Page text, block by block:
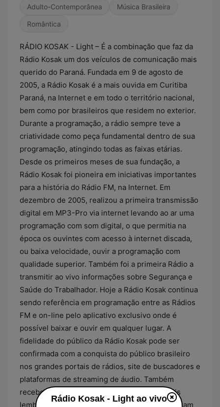
Adulto-Contemporânea Música Brasileira
Romântica
RÁDIO KOSAK - Light – É a combinação que faz da
Rádio Kosak um dos veículos de comunicação mais
querido do Paraná. Fundada em 9 de agosto de
2005, a Rádio Kosak é a mais ouvida em Curitiba
Paraná, na Internet e em todo o território nacional,
bem como por brasileiros que residem no exterior.
Durante a programação, a rádio sempre teve a
criatividade como peça fundamental dentro de sua
programação, atingindo todas as faixas etárias.
Desde os primeiros meses de sua fundação, a
Rádio Kosak foi pioneira em iniciativas importantes
para a história do Rádio FM, na Internet. Em
dezembro de 2005, realizou a primeira transmissão
digital em MP3-Pro via internet levando ao ar uma
programação com som digital, o que permitia na
época os ouvintes com acesso à internet discada,
ou baixa velocidade, ouvir a programação com
qualidade superior. Também foi a primeira Rádio a
transmitir ao vivo informações sobre Segurança e
Saúde do Trabalhador. Hoje a Rádio Kosak continua
sendo referência em programação entre as Rádios
FM e on-line pelo aplicativo exclusivo onde é
possível baixar e ouvir em qualquer lugar. A
fidelidade do público da Rádio Kosak pode ser
confirmada com a conquista do público brasileiro
nos grandes portais de rádios, site de buscadores e
plataformas de streaming de áudio. Também
recebeu o reconhecimento como a Rádio mais
lembrada de Curitiba pelos brasileiros que moram
Rádio Kosak - Light ao vivo